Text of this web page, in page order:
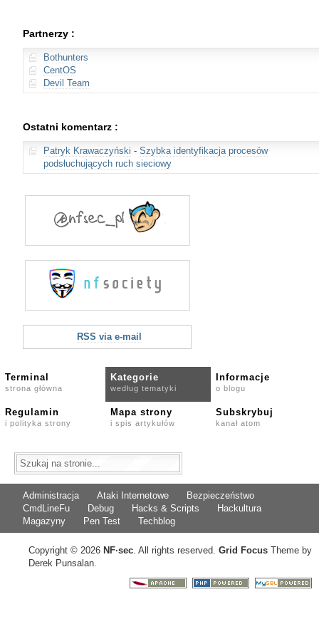
Partnerzy :
Bothunters
CentOS
Devil Team
Ostatni komentarz :
Patryk Krawaczyński - Szybka identyfikacja procesów
podsłuchujących ruch sieciowy
RSS via e-mail
Terminal
strona główna
Kategorie
według tematyki
Informacje
o blogu
Regulamin
i polityka strony
Mapa strony
i spis artykułów
Subskrybuj
kanał atom
Administracja Ataki Internetowe
Bezpieczeństwo
CmdLineFu
Debug Hacks & Scripts
Hackultura
Magazyny
Pen Test Techblog
Copyright © 2026 NF·sec. All rights reserved. Grid Focus Theme by
Derek Punsalan.